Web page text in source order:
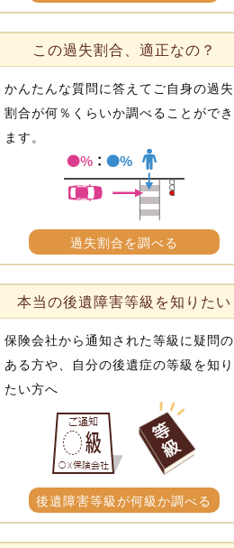
この過失割合、適正なの？
かんたんな質問に答えてご自身の過失
割合が何％くらいか調べることができ
ます。
過失割合を調べる
本当の後遺障害等級を知りたい
保険会社から通知された等級に疑問の
ある方や、自分の後遺症の等級を知り
たい方へ
後遺障害等級が何級か調べる